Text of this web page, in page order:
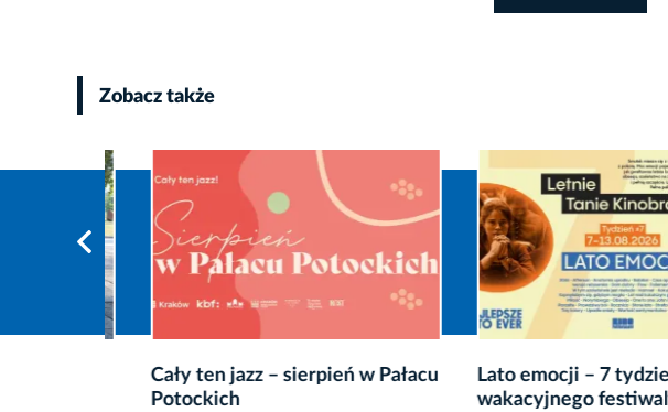
Zobacz także
Cały ten jazz – sierpień w Pałacu
Potockich
Lato emocji – 7 tydzień 20.
wakacyjnego festiwaly